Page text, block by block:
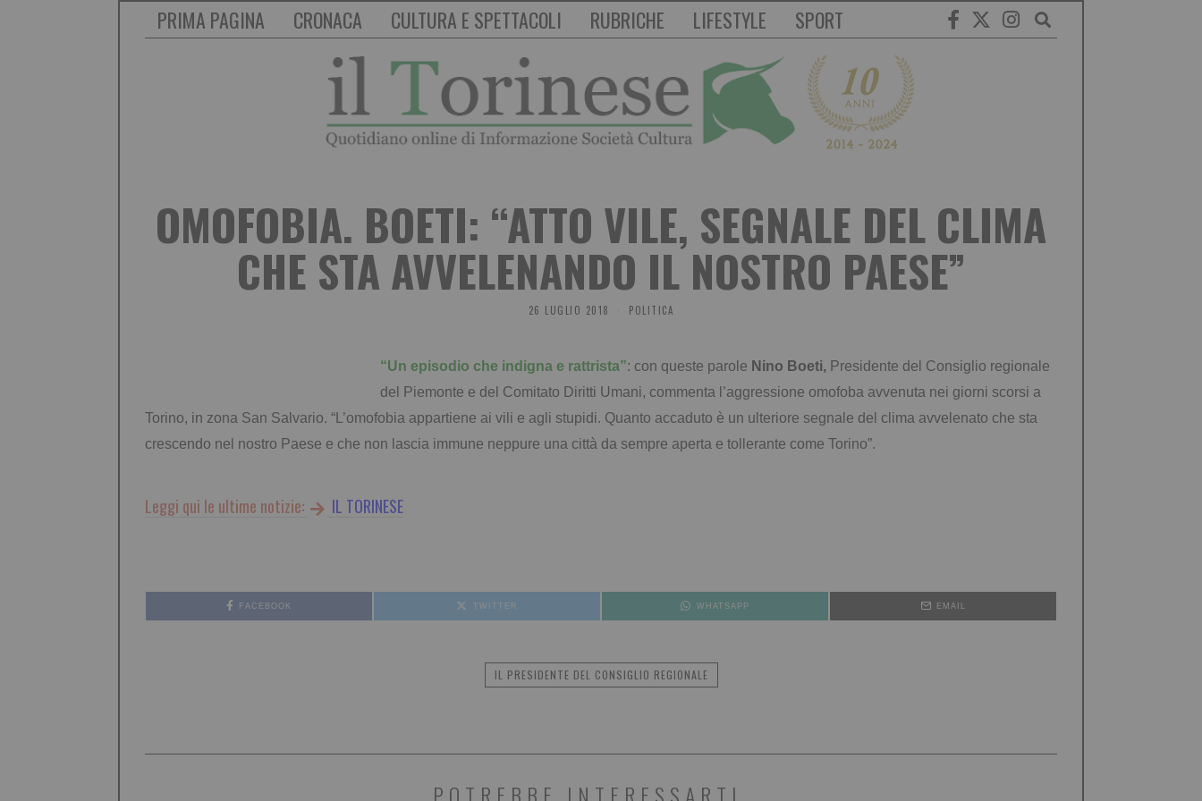
PRIMA PAGINA CRONACA CULTURA E SPETTACOLI RUBRICHE LIFESTYLE SPORT
OMOFOBIA. BOETI: “ATTO VILE, SEGNALE DEL CLIMA
CHE STA AVVELENANDO IL NOSTRO PAESE”
26 LUGLIO 2018 POLITICA
“Un episodio che indigna e rattrista”: con queste parole Nino Boeti, Presidente del Consiglio regionale
del Piemonte e del Comitato Diritti Umani, commenta l’aggressione omofoba avvenuta nei giorni scorsi a
Torino, in zona San Salvario. “L’omofobia appartiene ai vili e agli stupidi. Quanto accaduto è un ulteriore segnale del clima avvelenato che sta
crescendo nel nostro Paese e che non lascia immune neppure una città da sempre aperta e tollerante come Torino”.
Leggi qui le ultime notizie: IL TORINESE
FACEBOOK TWITTER WHATSAPP EMAIL
IL PRESIDENTE DEL CONSIGLIO REGIONALE